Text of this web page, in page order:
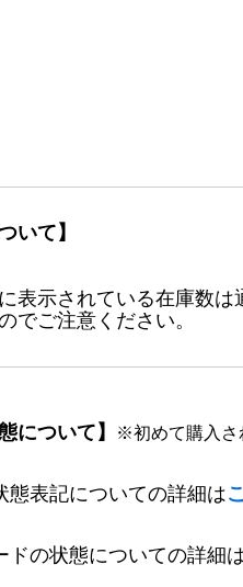
いて】
表示されている在庫数
でご注意ください。
について】 ※初めて購入さ
態表記についての詳細は
ドの状態についての詳細